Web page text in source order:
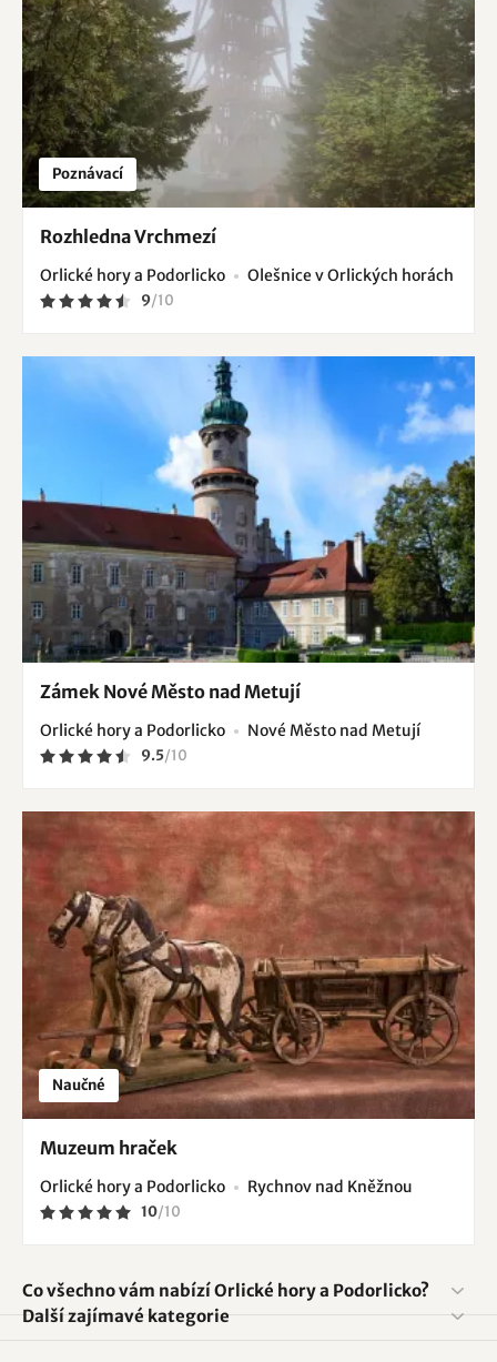
Poznávací
Rozhledna Vrchmezí
Orlické hory a Podorlicko Olešnice v Orlických horách
9/10
Zámek Nové Město nad Metují
Orlické hory a Podorlicko Nové Město nad Metují
9.5/10
Naučné
Muzeum hraček
Orlické hory a Podorlicko Rychnov nad Kněžnou
10/10
Co všechno vám nabízí Orlické hory a Podorlicko?
Další zajímavé kategorie